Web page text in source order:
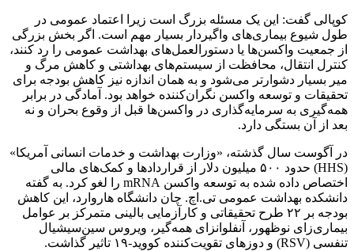
کوپالی گفت: این یک مسئله بزرگ است زیرا اعتماد عمومی در
طول شیوع بیماری‌های واگیردار بسیار مهم است. اگر بخش بزرگی
از جمعیت واکسن‌ها یا دستورالعمل‌های بهداشت عمومی را رد کنند،
کنترل انتقال، محافظت از سیستم‌های بهداشتی و کاهش مرگ و
میر بسیار دشوارتر می‌شود و به همان اندازه نیز کاهش بودجه برای
تحقیقات و توسعه واکسن نگران‌کننده خواهد بود. آمادگی در برابر
همه‌گیری به سرمایه‌گذاری در واکسن‌ها قبل از وقوع بحران و نه
بعد از آن بستگی دارد.
در آگوست سال گذشته، «وزارت بهداشت و خدمات انسانی آمریکا»
(HHS) حدود ۵۰۰ میلیون دلار از قراردادها و کمک‌های مالی
اختصاص داده شده به توسعه واکسن mRNA را لغو کرد. به گفته
دانشکده بهداشت عمومی تی.اچ. چان دانشگاه هاروارد، این کاهش
بودجه بر ۲۲ طرح تحقیقاتی و کارآزمایی بالینی متمرکز بر عوامل
بیماری‌زای نوظهور، آنفلوانزای همه‌گیر، ویروس سین‌سیشیال
تنفسی (RSV) و دوزهای تقویت‌کننده کووید‑۱۹ تاثیر گذاشت.